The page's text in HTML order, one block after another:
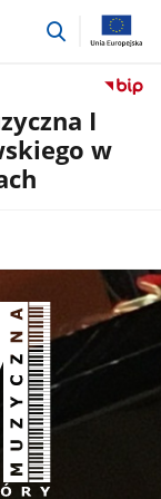
przejdź
I
w